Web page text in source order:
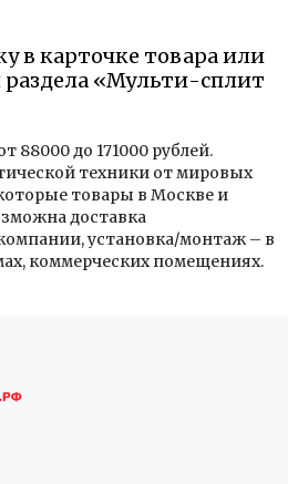
в карточке товара или
«Мульти-сплит
88000 до 171000 рублей.
техники от мировых
товары в Москве и
доставка
установка/монтаж – в
коммерческих помещениях.